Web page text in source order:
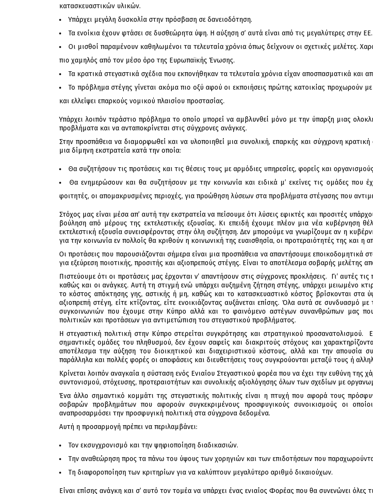
κατασκευαστικών υλικών.
Υπάρχει μεγάλη δυσκολία στην πρόσβαση σε δανειοδότηση.
Τα ενοίκια έχουν φτάσει σε δυσθεώρητα ύψη. Η αύξηση σ’ αυτά είναι από τις μεγαλύτερες στην ΕΕ.
Οι μισθοί παραμένουν καθηλωμένοι τα τελευταία χρόνια όπως δείχνουν οι σχετικές μελέτες.
πιο χαμηλός από τον μέσο όρο της Ευρωπαϊκής Ένωσης.
Τα κρατικά στεγαστικά σχέδια που εκπονήθηκαν τα τελευταία χρόνια είχαν αποσπασματικά και
Το πρόβλημα στέγης γίνεται ακόμα πιο οξύ αφού οι εκποιήσεις πρώτης κατοικίας προχωρούν
και ελλείψει επαρκούς νομικού πλαισίου προστασίας.
Υπάρχει λοιπόν τεράστιο πρόβλημα το οποίο μπορεί να αμβλυνθεί μόνο με την ύπαρξη μιας
προβλήματα και να ανταποκρίνεται στις σύγχρονες ανάγκες.
Στην προσπάθεια να διαμορφωθεί και να υλοποιηθεί μια συνολική, επαρκής και σύγχρονη
μια δίμηνη εκστρατεία κατά την οποία:
Θα συζητήσουν τις προτάσεις και τις θέσεις τους με αρμόδιες υπηρεσίες, φορείς και
Θα ενημερώσουν και θα συζητήσουν με την κοινωνία και ειδικά μ’ εκείνες τις ομάδες που
φοιτητές, οι απομακρυσμένες περιοχές, για προώθηση λύσεων στα προβλήματα στέγασης που
Στόχος μας είναι μέσα απ’ αυτή την εκστρατεία να πείσουμε ότι λύσεις εφικτές και προσιτές
βούληση από μέρους της εκτελεστικής εξουσίας. Κι επειδή έχουμε πλέον μια νέα κυβέρνηση
εκτελεστική εξουσία συνεισφέροντας στην όλη συζήτηση. Δεν μπορούμε να γνωρίζουμε αν η
για την κοινωνία εν πολλοίς θα κριθούν η κοινωνική της ευαισθησία, οι προτεραιότητές της και η
Οι προτάσεις που παρουσιάζονται σήμερα είναι μια προσπάθεια να απαντήσουμε
για εξεύρεση ποιοτικής, προσιτής και αξιοπρεπούς στέγης. Είναι το αποτέλεσμα σοβαρής μελέτης
Πιστεύουμε ότι οι προτάσεις μας έρχονται ν’ απαντήσουν στις σύγχρονες προκλήσεις. Γι’ αυτές
καθώς και οι ανάγκες. Αυτή τη στιγμή ενώ υπάρχει αυξημένη ζήτηση στέγης, υπάρχει μειωμένο
το κόστος απόκτησης γης, αστικής ή μη, καθώς και το κατασκευαστικό κόστος βρίσκονται
αξιοπρεπή στέγη, είτε κτίζοντας, είτε ενοικιάζοντας αυξάνεται επίσης. Όλα αυτά σε
συγκοινωνιών που έχουμε στην Κύπρο αλλά και το φαινόμενο αστέγων συνανθρώπων μας
πολιτικών και προτάσεων για αντιμετώπιση του στεγαστικού προβλήματος.
Η στεγαστική πολιτική στην Κύπρο στερείται συγκρότησης και στρατηγικού προσανατολισμού.
σημαντικές ομάδες του πληθυσμού, δεν έχουν σαφείς και διακριτούς στόχους και
αποτέλεσμα την αύξηση του διοικητικού και διαχειριστικού κόστους, αλλά και την απουσία
παράλληλα και πολλές φορές οι αποφάσεις και διευθετήσεις τους συγκρούονται μεταξύ τους ή
Κρίνεται λοιπόν αναγκαία η σύσταση ενός Ενιαίου Στεγαστικού φορέα που να έχει την ευθύνη της
συντονισμού, στόχευσης, προτεραιοτήτων και συνολικής αξιολόγησης όλων των σχεδίων με
Ένα άλλο σημαντικό κομμάτι της στεγαστικής πολιτικής είναι η πτυχή που αφορά τους
σοβαρών προβλημάτων που αφορούν συγκεκριμένους προσφυγικούς συνοικισμούς οι
αναπροσαρμόσει την προσφυγική πολιτική στα σύγχρονα δεδομένα.
Αυτή η προσαρμογή πρέπει να περιλαμβάνει:
Τον εκσυγχρονισμό και την ψηφιοποίηση διαδικασιών.
Την αναθεώρηση προς τα πάνω του ύψους των χορηγιών και των επιδοτήσεων που
Τη διαφοροποίηση των κριτηρίων για να καλύπτουν μεγαλύτερο αριθμό δικαιούχων.
Είναι επίσης ανάγκη και σ’ αυτό τον τομέα να υπάρχει ένας ενιαίος Φορέας που θα συνενώνει όλες